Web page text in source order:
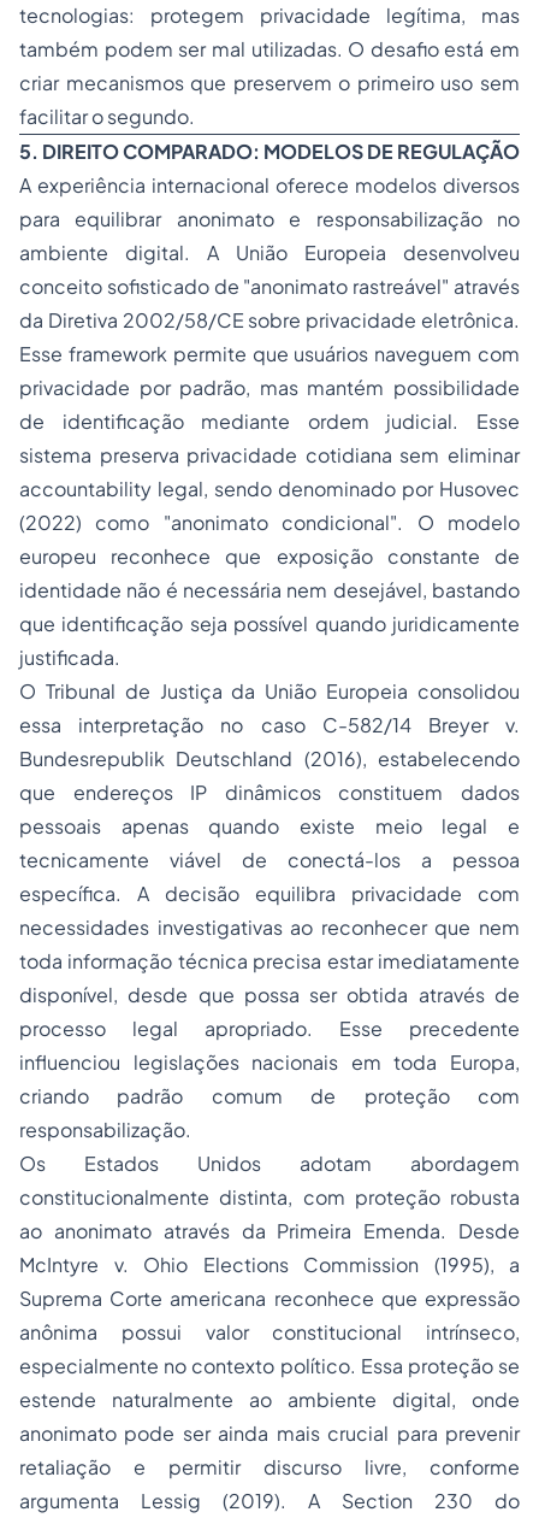
tecnologias: protegem privacidade legítima, mas
também podem ser mal utilizadas. O desafio está em
criar mecanismos que preservem o primeiro uso sem
facilitar o segundo.
5. DIREITO COMPARADO: MODELOS DE REGULAÇÃO
A experiência internacional oferece modelos diversos
para equilibrar anonimato e responsabilização no
ambiente digital. A União Europeia desenvolveu
conceito sofisticado de "anonimato rastreável" através
da Diretiva 2002/58/CE sobre privacidade eletrônica.
Esse framework permite que usuários naveguem com
privacidade por padrão, mas mantém possibilidade
de identificação mediante ordem judicial. Esse
sistema preserva privacidade cotidiana sem eliminar
accountability legal, sendo denominado por Husovec
(2022) como "anonimato condicional". O modelo
europeu reconhece que exposição constante de
identidade não é necessária nem desejável, bastando
que identificação seja possível quando juridicamente
justificada.
O Tribunal de Justiça da União Europeia consolidou
essa interpretação no caso C-582/14 Breyer v.
Bundesrepublik Deutschland (2016), estabelecendo
que endereços IP dinâmicos constituem dados
pessoais apenas quando existe meio legal e
tecnicamente viável de conectá-los a pessoa
específica. A decisão equilibra privacidade com
necessidades investigativas ao reconhecer que nem
toda informação técnica precisa estar imediatamente
disponível, desde que possa ser obtida através de
processo legal apropriado. Esse precedente
influenciou legislações nacionais em toda Europa,
criando padrão comum de proteção com
responsabilização.
Os Estados Unidos adotam abordagem
constitucionalmente distinta, com proteção robusta
ao anonimato através da Primeira Emenda. Desde
McIntyre v. Ohio Elections Commission (1995), a
Suprema Corte americana reconhece que expressão
anônima possui valor constitucional intrínseco,
especialmente no contexto político. Essa proteção se
estende naturalmente ao ambiente digital, onde
anonimato pode ser ainda mais crucial para prevenir
retaliação e permitir discurso livre, conforme
argumenta Lessig (2019). A Section 230 do